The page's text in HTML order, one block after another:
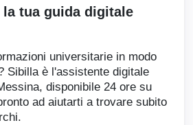
tua guida digitale
universitarie in modo
Sibilla è l'assistente digitale
disponibile 24 ore su
ad aiutarti a trovare subito